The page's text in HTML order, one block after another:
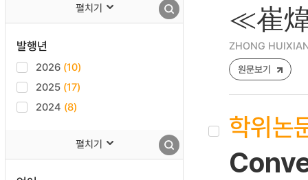
펼치기
발행년
2026 (10)
2025 (17)
2024 (8)
펼치기
≪崔
ZHONG
원문보기
학위논